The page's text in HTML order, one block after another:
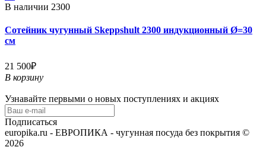
В наличии 2300
Сотейник чугунный Skeppshult 2300 индукционный Ø=30
см
21 500₽
В корзину
Узнавайте первыми о новых поступлениях и акциях
Подписаться
europika.ru - ЕВРОПИКА - чугунная посуда без покрытия ©
2026